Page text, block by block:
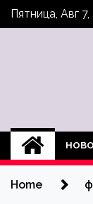
SkipПятница, Авг
Home